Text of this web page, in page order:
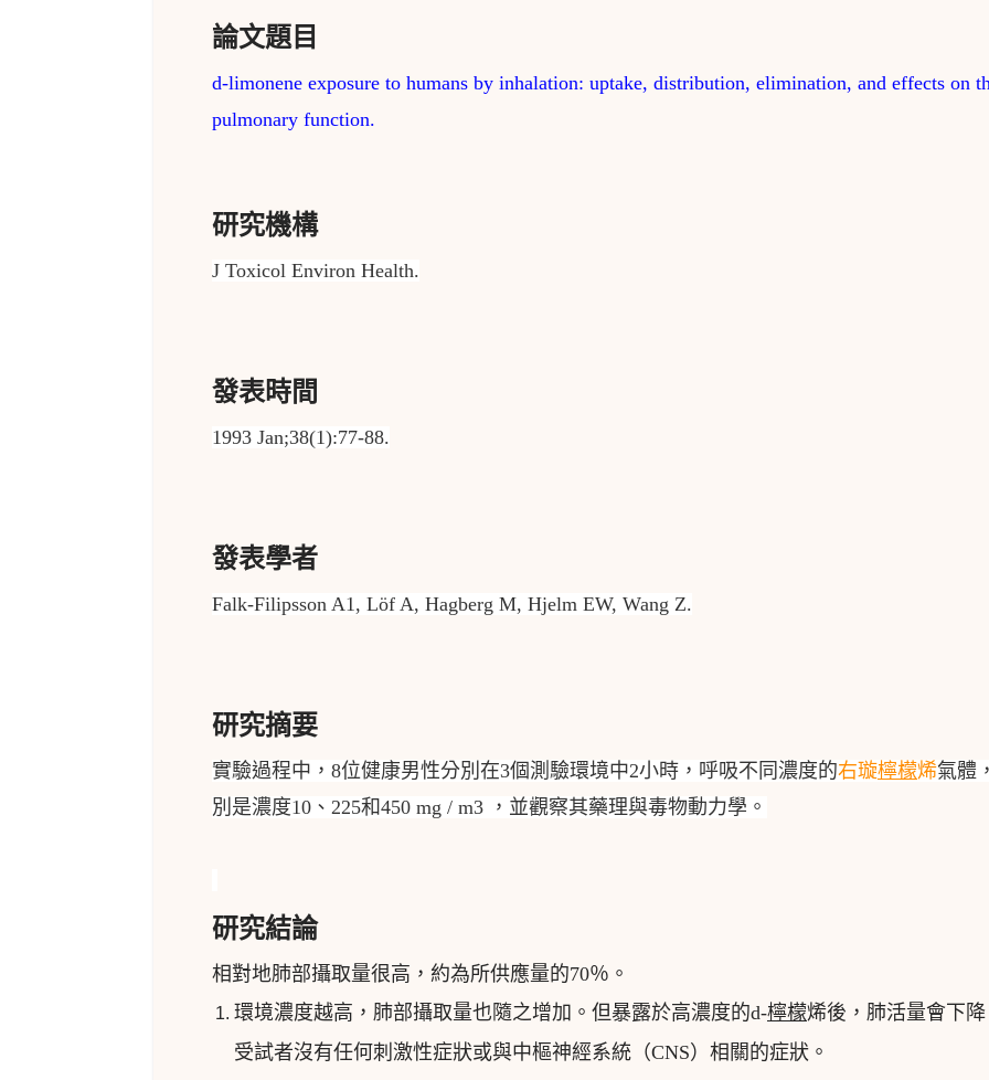
論文題目
d-limonene exposure to humans by inhalation: uptake, distribution, elimination, and effects on
pulmonary function.
研究機構
J Toxicol Environ Health.
發表時間
1993 Jan;38(1):77-88.
發表學者
Falk-Filipsson A1, Löf A, Hagberg M, Hjelm EW, Wang Z.
研究摘要
實驗過程中，8位健康男性分別在3個測驗環境中2小時，呼吸不同濃度的右璇檸檬烯氣體
別是濃度10、225和450 mg / m3 ，並觀察其藥理與毒物動力學。
研究結論
相對地肺部攝取量很高，約為所供應量的70％。
環境濃度越高，肺部攝取量也隨之增加。但暴露於高濃度的d-檸檬烯後，肺活量會下
受試者沒有任何刺激性症狀或與中樞神經系統（CNS）相關的症狀。